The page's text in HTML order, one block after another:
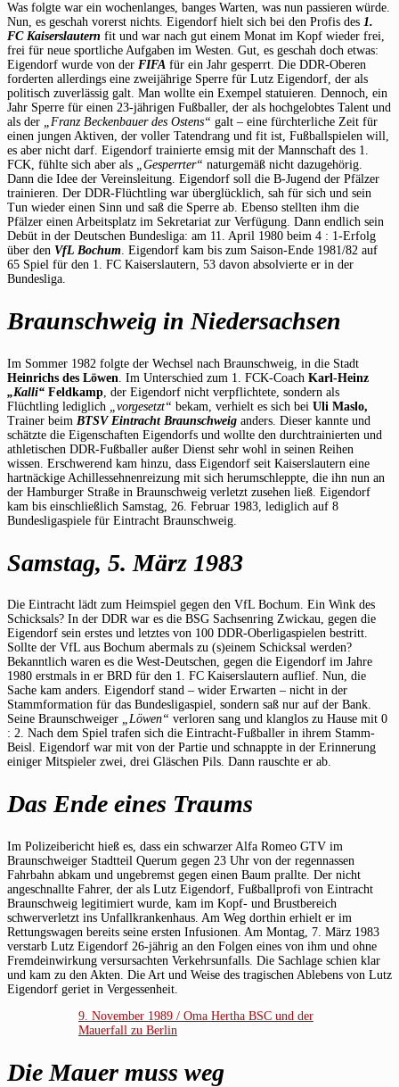
Was folgte war ein wochenlanges, banges Warten, was nun passieren würde.
Nun, es geschah vorerst nichts. Eigendorf hielt sich bei den Profis des 1.
FC Kaiserslautern fit und war nach gut einem Monat im Kopf wieder frei,
frei für neue sportliche Aufgaben im Westen. Gut, es geschah doch etwas:
Eigendorf wurde von der FIFA für ein Jahr gesperrt. Die DDR-Oberen
forderten allerdings eine zweijährige Sperre für Lutz Eigendorf, der als
politisch zuverlässig galt. Man wollte ein Exempel statuieren. Dennoch, ein
Jahr Sperre für einen 23-jährigen Fußballer, der als hochgelobtes Talent und
als der „Franz Beckenbauer des Ostens“ galt – eine fürchterliche Zeit für
einen jungen Aktiven, der voller Tatendrang und fit ist, Fußballspielen will,
es aber nicht darf. Eigendorf trainierte emsig mit der Mannschaft des 1.
FCK, fühlte sich aber als „Gesperrter“ naturgemäß nicht dazugehörig.
Dann die Idee der Vereinsleitung. Eigendorf soll die B-Jugend der Pfälzer
trainieren. Der DDR-Flüchtling war überglücklich, sah für sich und sein
Tun wieder einen Sinn und saß die Sperre ab. Ebenso stellten ihm die
Pfälzer einen Arbeitsplatz im Sekretariat zur Verfügung. Dann endlich sein
Debüt in der Deutschen Bundesliga: am 11. April 1980 beim 4 : 1-Erfolg
über den VfL Bochum. Eigendorf kam bis zum Saison-Ende 1981/82 auf
65 Spiel für den 1. FC Kaiserslautern, 53 davon absolvierte er in der
Bundesliga.
Braunschweig in Niedersachsen
Im Sommer 1982 folgte der Wechsel nach Braunschweig, in die Stadt
Heinrichs des Löwen . Im Unterschied zum 1. FCK-Coach Karl-Heinz
„Kalli“ Feldkamp , der Eigendorf nicht verpflichtete, sondern als
Flüchtling lediglich
„vorgesetzt“ bekam, verhielt es sich bei Uli Maslo,
Trainer beim BTSV Eintracht Braunschweig anders. Dieser kannte und
schätzte die Eigenschaften Eigendorfs und wollte den durchtrainierten und
athletischen DDR-Fußballer außer Dienst sehr wohl in seinen Reihen
wissen. Erschwerend kam hinzu, dass Eigendorf seit Kaiserslautern eine
hartnäckige Achillessehnenreizung mit sich herumschleppte, die ihn nun an
der Hamburger Straße in Braunschweig verletzt zusehen ließ. Eigendorf
kam bis einschließlich Samstag, 26. Februar 1983, lediglich auf 8
Bundesligaspiele für Eintracht Braunschweig.
Samstag, 5. März 1983
Die Eintracht lädt zum Heimspiel gegen den VfL Bochum. Ein Wink des
Schicksals? In der DDR war es die BSG Sachsenring Zwickau, gegen die
Eigendorf sein erstes und letztes von 100 DDR-Oberligaspielen bestritt.
Sollte der VfL aus Bochum abermals zu (s)einem Schicksal werden?
Bekanntlich waren es die West-Deutschen, gegen die Eigendorf im Jahre
1980 erstmals in er BRD für den 1. FC Kaiserslautern auflief. Nun, die
Sache kam anders. Eigendorf stand – wider Erwarten – nicht in der
Stammformation für das Bundesligaspiel, sondern saß nur auf der Bank.
Seine Braunschweiger „Löwen“ verloren sang und klanglos zu Hause mit 0
: 2. Nach dem Spiel trafen sich die Eintracht-Fußballer in ihrem Stamm-
Beisl. Eigendorf war mit von der Partie und schnappte in der Erinnerung
einiger Mitspieler zwei, drei Gläschen Pils. Dann rauschte er ab.
Das Ende eines Traums
Im Polizeibericht hieß es, dass ein schwarzer Alfa Romeo GTV im
Braunschweiger Stadtteil Querum gegen 23 Uhr von der regennassen
Fahrbahn abkam und ungebremst gegen einen Baum prallte. Der nicht
angeschnallte Fahrer, der als Lutz Eigendorf, Fußballprofi von Eintracht
Braunschweig legitimiert wurde, kam im Kopf- und Brustbereich
schwerverletzt ins Unfallkrankenhaus. Am Weg dorthin erhielt er im
Rettungswagen bereits seine ersten Infusionen. Am Montag, 7. März 1983
verstarb Lutz Eigendorf 26-jährig an den Folgen eines von ihm und ohne
Fremdeinwirkung versursachten Verkehrsunfalls. Die Sachlage schien klar
und kam zu den Akten. Die Art und Weise des tragischen Ablebens von Lutz
Eigendorf geriet in Vergessenheit.
9. November 1989 / Oma Hertha BSC und der
Mauerfall zu Berlin
Die Mauer muss weg